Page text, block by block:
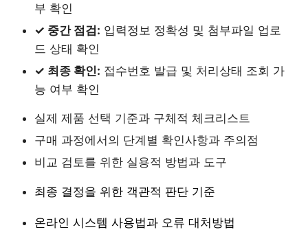
부 확인
✓ 중간 점검: 입력정보 정확성 및 첨부파일 업로
드 상태 확인
✓ 최종 확인: 접수번호 발급 및 처리상태 조회 가
능 여부 확인
실제 제품 선택 기준과 구체적 체크리스트
구매 과정에서의 단계별 확인사항과 주의점
비교 검토를 위한 실용적 방법과 도구
최종 결정을 위한 객관적 판단 기준
온라인 시스템 사용법과 오류 대처방법